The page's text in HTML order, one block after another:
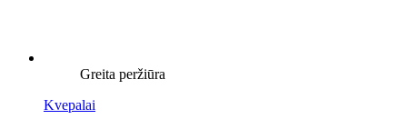
Greita peržiūra
Kvepalai